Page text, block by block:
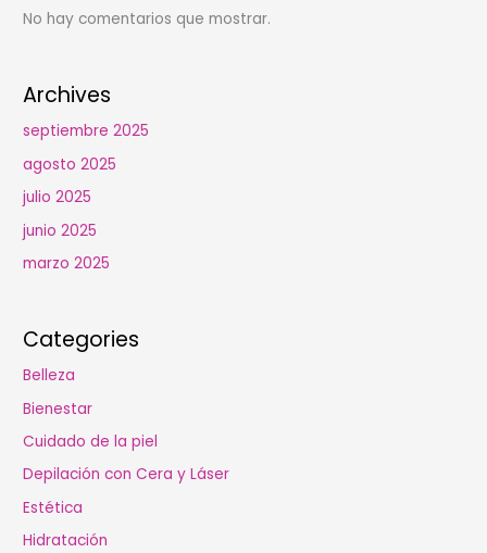
No hay comentarios que mostrar.
Archives
septiembre 2025
agosto 2025
julio 2025
junio 2025
marzo 2025
Categories
Belleza
Bienestar
Cuidado de la piel
Depilación con Cera y Láser
Estética
Hidratación